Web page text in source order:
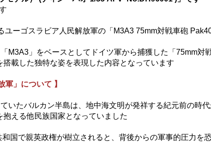
ユーゴスラビア人民解放軍の「M3A3 75mm対戦車砲
M3A3」をベースとしてドイツ軍から捕獲した「75mm
載した独特な姿を表現した内容となっています
軍」について 】
いたバルカン半島は、地中海文明が発祥する紀元前の時
抱える他民族国家となっていました
国で親英政権が樹立されると、背後からの軍事的圧力